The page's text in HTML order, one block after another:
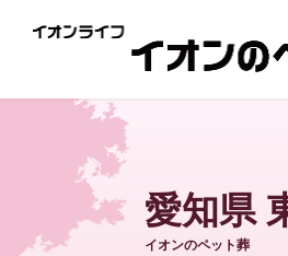
愛知県
イオンのペット葬